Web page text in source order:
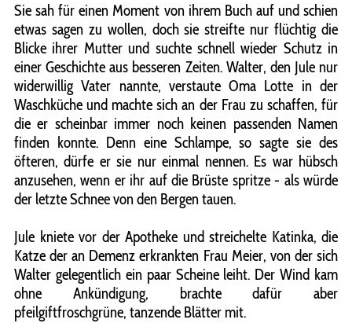
Sie sah für einen Moment von ihrem Buch auf und schien
etwas sagen zu wollen, doch sie streifte nur flüchtig die
Blicke ihrer Mutter und suchte schnell wieder Schutz in
einer Geschichte aus besseren Zeiten. Walter, den Jule nur
widerwillig Vater nannte, verstaute Oma Lotte in der
Waschküche und machte sich an der Frau zu schaffen, für
die er scheinbar immer noch keinen passenden Namen
finden konnte. Denn eine Schlampe, so sagte sie des
öfteren, dürfe er sie nur einmal nennen. Es war hübsch
anzusehen, wenn er ihr auf die Brüste spritze - als würde
der letzte Schnee von den Bergen tauen.
Jule kniete vor der Apotheke und streichelte Katinka, die
Katze der an Demenz erkrankten Frau Meier, von der sich
Walter gelegentlich ein paar Scheine leiht. Der Wind kam
ohne Ankündigung, brachte dafür aber
pfeilgiftfroschgrüne, tanzende Blätter mit.